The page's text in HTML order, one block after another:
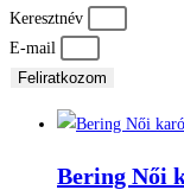
Keresztnév
E-mail
Feliratkozom
Bering Női